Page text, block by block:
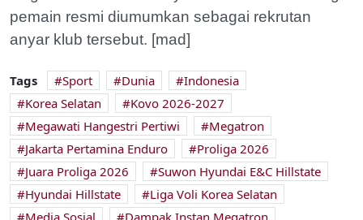
pemain resmi diumumkan sebagai rekrutan
anyar klub tersebut. [mad]
Tags Sport Dunia
Indonesia
Korea Selatan
Kovo 2026-2027
Megawati Hangestri Pertiwi
Megatron
Jakarta Pertamina Enduro
Proliga 2026
Juara Proliga 2026
Suwon Hyundai E&C Hillstate
Hyundai Hillstate
Liga Voli Korea Selatan